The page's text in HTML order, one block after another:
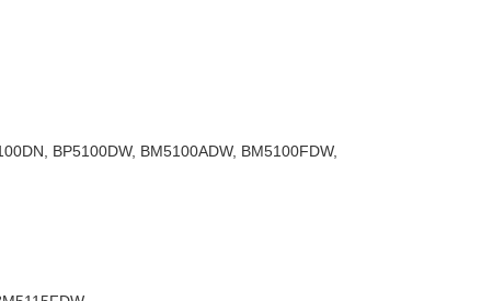
BP5100DW, BM5100ADW, BM5100FDW,